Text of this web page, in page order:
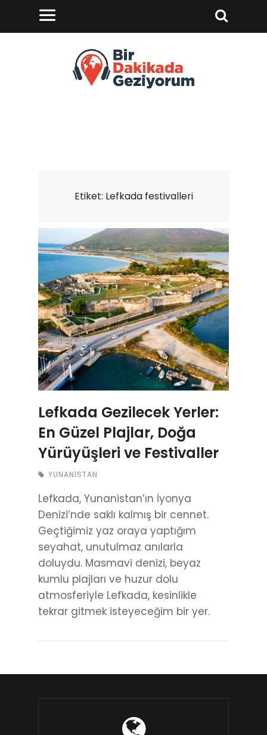
Etiket: Lefkada festivalleri
Lefkada Gezilecek Yerler:
En Güzel Plajlar, Doğa
Yürüyüşleri ve Festivaller
YUNANISTAN
Lefkada, Yunanistan’ın İyonya
Denizi’nde saklı kalmış bir cennet.
Geçtiğimiz yaz oraya yaptığım
seyahat, unutulmaz anılarla
doluydu. Masmavi denizi, beyaz
kumlu plajları ve huzur dolu
atmosferiyle Lefkada, kesinlikle
tekrar gitmek isteyeceğim bir yer.